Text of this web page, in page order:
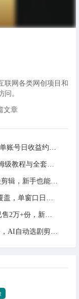
联网各类网创项目和
。
文章